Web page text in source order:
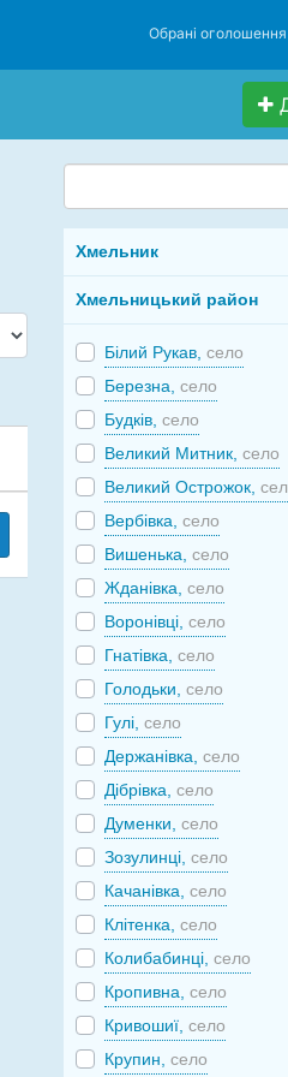
Обрані оголошення
Хмельник
Хмельницький район
Білий Рукав,село
Березна,село
Будків,село
Великий Митник,село
Великий Острожок,
Вербівка,село
Вишенька,село
Жданівка,село
Воронівці,село
Гнатівка,село
Голодьки,село
Гулі,село
Держанівка,село
Дібрівка,село
Думенки,село
Зозулинці,село
Качанівка,село
Клітенка,село
Колибабинці,село
Кропивна,село
Кривошиї,село
Крупин,село